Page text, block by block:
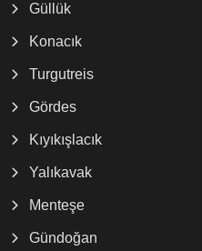
Güllük
Konacık
Turgutreis
Gördes
Kıyıkışlacık
Yalıkavak
Menteşe
Gündoğan